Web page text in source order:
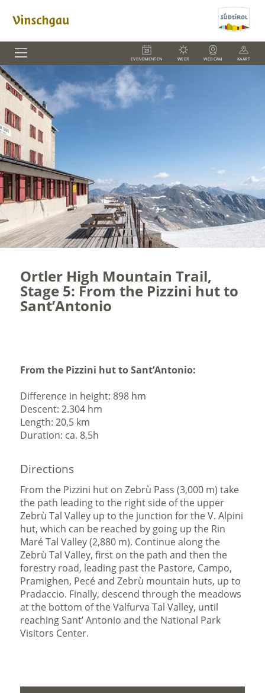
EVENEMENTEN WEER WEBCAM KAART
Ortler High Mountain Trail,
Stage 5: From the Pizzini hut to
Sant’Antonio
From the Pizzini hut to Sant’Antonio:
Difference in height: 898 hm
Descent: 2.304 hm
Length: 20,5 km
Duration: ca. 8,5h
Directions
From the Pizzini hut on Zebrù Pass (3,000 m) take
the path leading to the right side of the upper
Zebrù Tal Valley up to the junction for the V. Alpini
hut, which can be reached by going up the Rin
Maré Tal Valley (2,880 m). Continue along the
Zebrù Tal Valley, first on the path and then the
forestry road, leading past the Pastore, Campo,
Pramighen, Pecé and Zebrù mountain huts, up to
Pradaccio. Finally, descend through the meadows
at the bottom of the Valfurva Tal Valley, until
reaching Sant’ Antonio and the National Park
Visitors Center.